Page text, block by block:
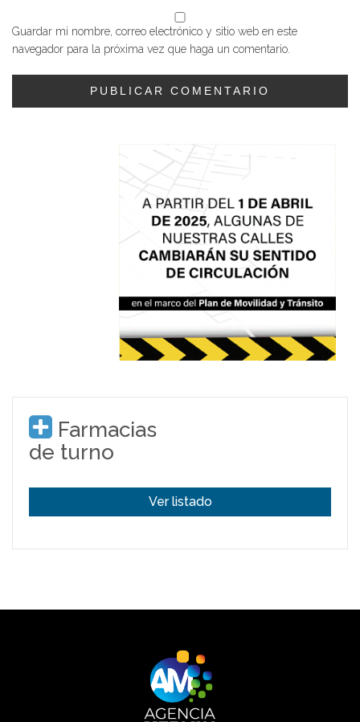
Guardar mi nombre, correo electrónico y sitio web en este
navegador para la próxima vez que haga un comentario.
Farmacias
de turno
Ver listado